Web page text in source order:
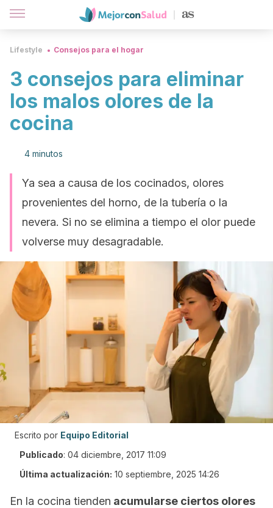
Lifestyle Consejos para el hogar
3 consejos para eliminar
los malos olores de la
cocina
4 minutos
Ya sea a causa de los cocinados, olores
provenientes del horno, de la tubería o la
nevera. Si no se elimina a tiempo el olor puede
volverse muy desagradable.
Escrito por Equipo Editorial
Publicado: 04 diciembre, 2017 11:09
Última actualización: 10 septiembre, 2025 14:26
En la cocina tienden acumularse ciertos olores